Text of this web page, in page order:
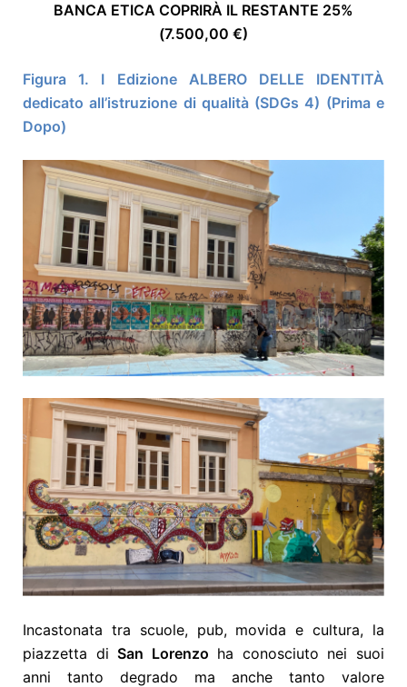
BANCA ETICA COPRIRÀ IL RESTANTE 25%
(7.500,00 €)
Figura 1. I Edizione ALBERO DELLE IDENTITÀ
dedicato all’istruzione di qualità (SDGs 4) (Prima e
Dopo)
Incastonata tra scuole, pub, movida e cultura, la
piazzetta diSan Lorenzo ha conosciuto nei suoi
anni tanto degrado ma anche tanto valore